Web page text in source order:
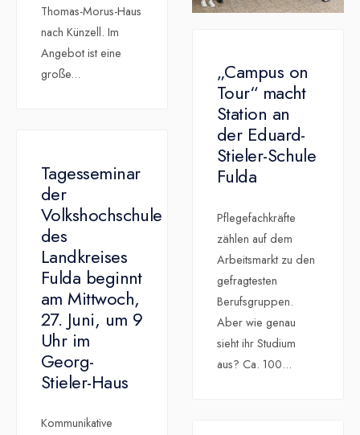
Thomas-Morus-Haus
nach Künzell. Im
Angebot ist eine
große...
„Campus on
Tour“ macht
Station an
der Eduard-
Stieler-Schule
Fulda
Pflegefachkräfte
zählen auf dem
Arbeitsmarkt zu den
gefragtesten
Berufsgruppen.
Aber wie genau
sieht ihr Studium
aus? Ca. 100...
Tagesseminar
der
Volkshochschule
des
Landkreises
Fulda beginnt
am Mittwoch,
27. Juni, um 9
Uhr im
Georg-
Stieler-Haus
Kommunikative